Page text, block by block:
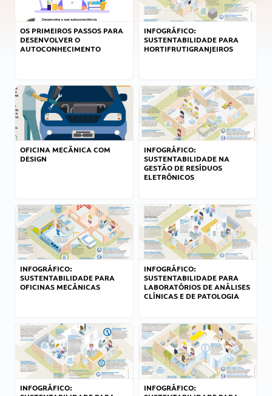
OS PRIMEIROS PASSOS PARA
DESENVOLVER O
AUTOCONHECIMENTO
INFOGRÁFICO:
SUSTENTABILIDADE PARA
HORTIFRUTIGRANJEIROS
OFICINA MECÂNICA COM
DESIGN
INFOGRÁFICO:
SUSTENTABILIDADE NA
GESTÃO DE RESÍDUOS
ELETRÔNICOS
INFOGRÁFICO:
SUSTENTABILIDADE PARA
OFICINAS MECÂNICAS
INFOGRÁFICO:
SUSTENTABILIDADE PARA
LABORATÓRIOS DE ANÁLISES
CLÍNICAS E DE PATOLOGIA
INFOGRÁFICO:
INFOGRÁFICO: